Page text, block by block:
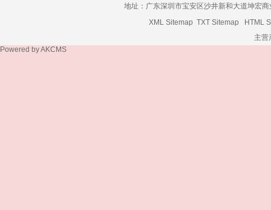
地址：广东深圳市宝安区沙井新和大道坤
XML Sitemap TXT Sitemap
HTML
主营
Powered byAKCMS